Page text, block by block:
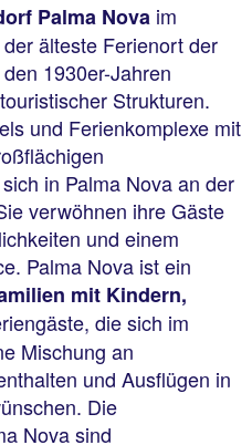
Palma Nova im
älteste Ferienort der
1930er-Jahren
Strukturen.
und Ferienkomplexe mit
in Palma Nova an der
verwöhnen ihre Gäste
und einem
Palma Nova ist ein
mit Kindern,
die sich im
Mischung an
und Ausflügen in
Die
Nova sind